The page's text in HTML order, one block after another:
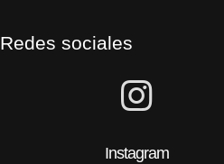
Redes sociales
Instagram